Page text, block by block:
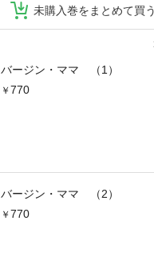
未購入巻をまとめて買う
バージン・ママ （1）
770
バージン・ママ （2）
770